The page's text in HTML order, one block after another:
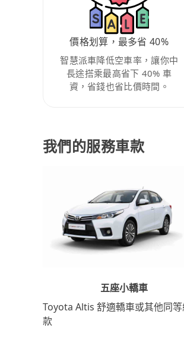
價格划算，最多省 40%
智慧派車降低空車率，讓你中
長途搭乘最高省下 40% 車
資，省錢也省比價時間。
我們的服務車款
五座小轎車
Toyota Altis 舒適轎車或其他同
款